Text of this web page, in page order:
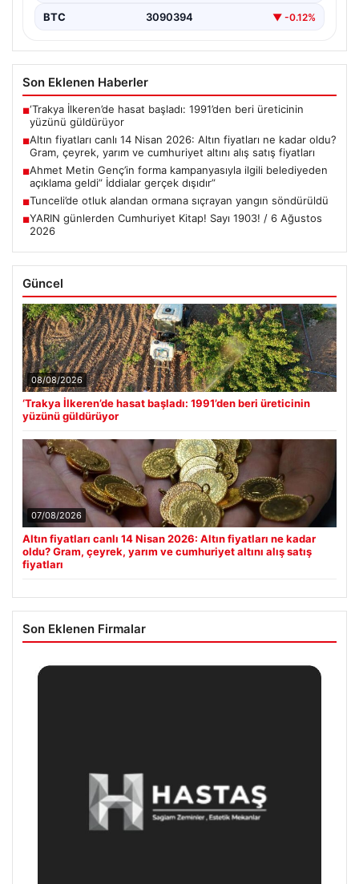
BTC 3090394 ▼ -0.12%
Son Eklenen Haberler
■‘Trakya İlkeren’de hasat başladı: 1991’den beri üreticinin
yüzünü güldürüyor
■Altın fiyatları canlı 14 Nisan 2026: Altın fiyatları ne kadar oldu?
Gram, çeyrek, yarım ve cumhuriyet altını alış satış fiyatları
■Ahmet Metin Genç’in forma kampanyasıyla ilgili belediyeden
açıklama geldi” İddialar gerçek dışıdır”
■Tunceli’de otluk alandan ormana sıçrayan yangın söndürüldü
■YARIN günlerden Cumhuriyet Kitap! Sayı 1903! / 6 Ağustos
2026
Güncel
08/08/2026
‘Trakya İlkeren’de hasat başladı: 1991’den beri üreticinin
yüzünü güldürüyor
07/08/2026
Altın fiyatları canlı 14 Nisan 2026: Altın fiyatları ne kadar
oldu? Gram, çeyrek, yarım ve cumhuriyet altını alış satış
fiyatları
Son Eklenen Firmalar